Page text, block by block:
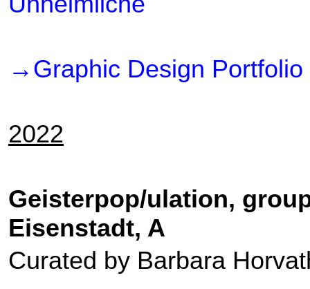
→Graphic Design Portfolio
2022
Geisterpop/ulation,
Eisenstadt, A
Curated by Barbara